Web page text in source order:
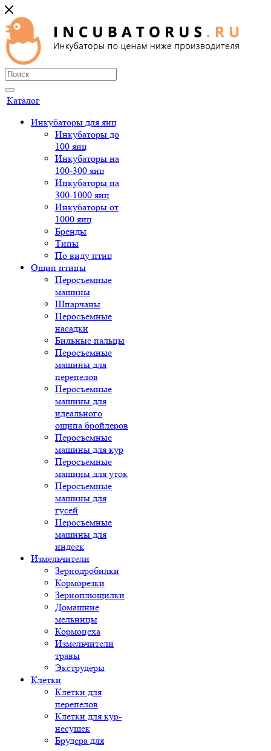
Каталог
Инкубаторы для яиц
Инкубаторы до
100 яиц
Инкубаторы на
100-300 яиц
Инкубаторы на
300-1000 яиц
Инкубаторы от
1000 яиц
Бренды
Типы
По виду птиц
Ощип птицы
Перосъемные
машины
Шпарчаны
Перосъемные
насадки
Бильные пальцы
Перосъемные
машины для
перепелов
Перосъемные
машины для
идеального
ощипа бройлеров
Перосъемные
машины для кур
Перосъемные
машины для уток
Перосъемные
машины для
гусей
Перосъемные
машины для
индеек
Измельчители
Зернодробилки
Корморезки
Зерноплющилки
Домашние
мельницы
Кормоцеха
Измельчители
травы
Экструдеры
Клетки
Клетки для
перепелов
Клетки для кур-
несушек
Брудера для